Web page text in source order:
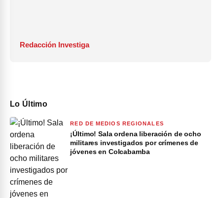
Redacción Investiga
Lo Último
RED DE MEDIOS REGIONALES
¡Último! Sala ordena liberación de ocho
militares investigados por crímenes de
jóvenes en Colcabamba